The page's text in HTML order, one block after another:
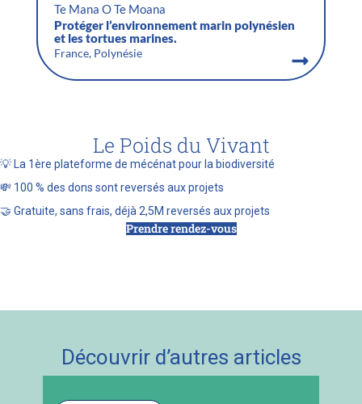
Te Mana O Te Moana
Protéger l’environnement marin polynésien
et les tortues marines.
France, Polynésie
Le Poids du Vivant
💡 La 1ère plateforme de mécénat pour la biodiversité
💸 100 % des dons sont reversés aux projets
🤝 Gratuite, sans frais, déjà 2,5M reversés aux projets
Prendre rendez-vous
Découvrir d’autres articles